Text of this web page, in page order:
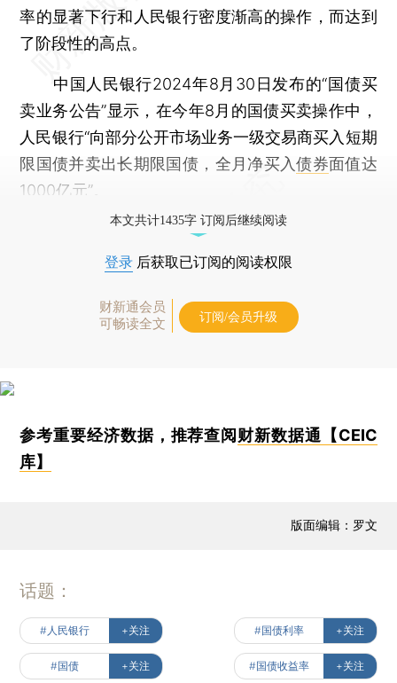
率的显著下行和人民银行密度渐高的操作，而达到
了阶段性的高点。
中国人民银行2024年8月30日发布的“国债买
卖业务公告”显示，在今年8月的国债买卖操作中，
人民银行“向部分公开市场业务一级交易商买入短期
限国债并卖出长期限国债，全月净买入债券面值达
1000亿元”。
本文共计1435字 订阅后继续阅读
登录 后获取已订阅的阅读权限
财新通会员
可畅读全文
订阅/会员升级
参考重要经济数据，推荐查阅 财新数据通【CEIC
库】
版面编辑：罗文
话题：
#人民银行 +关注 #国债利率 +关注
#国债 +关注 #国债收益率 +关注